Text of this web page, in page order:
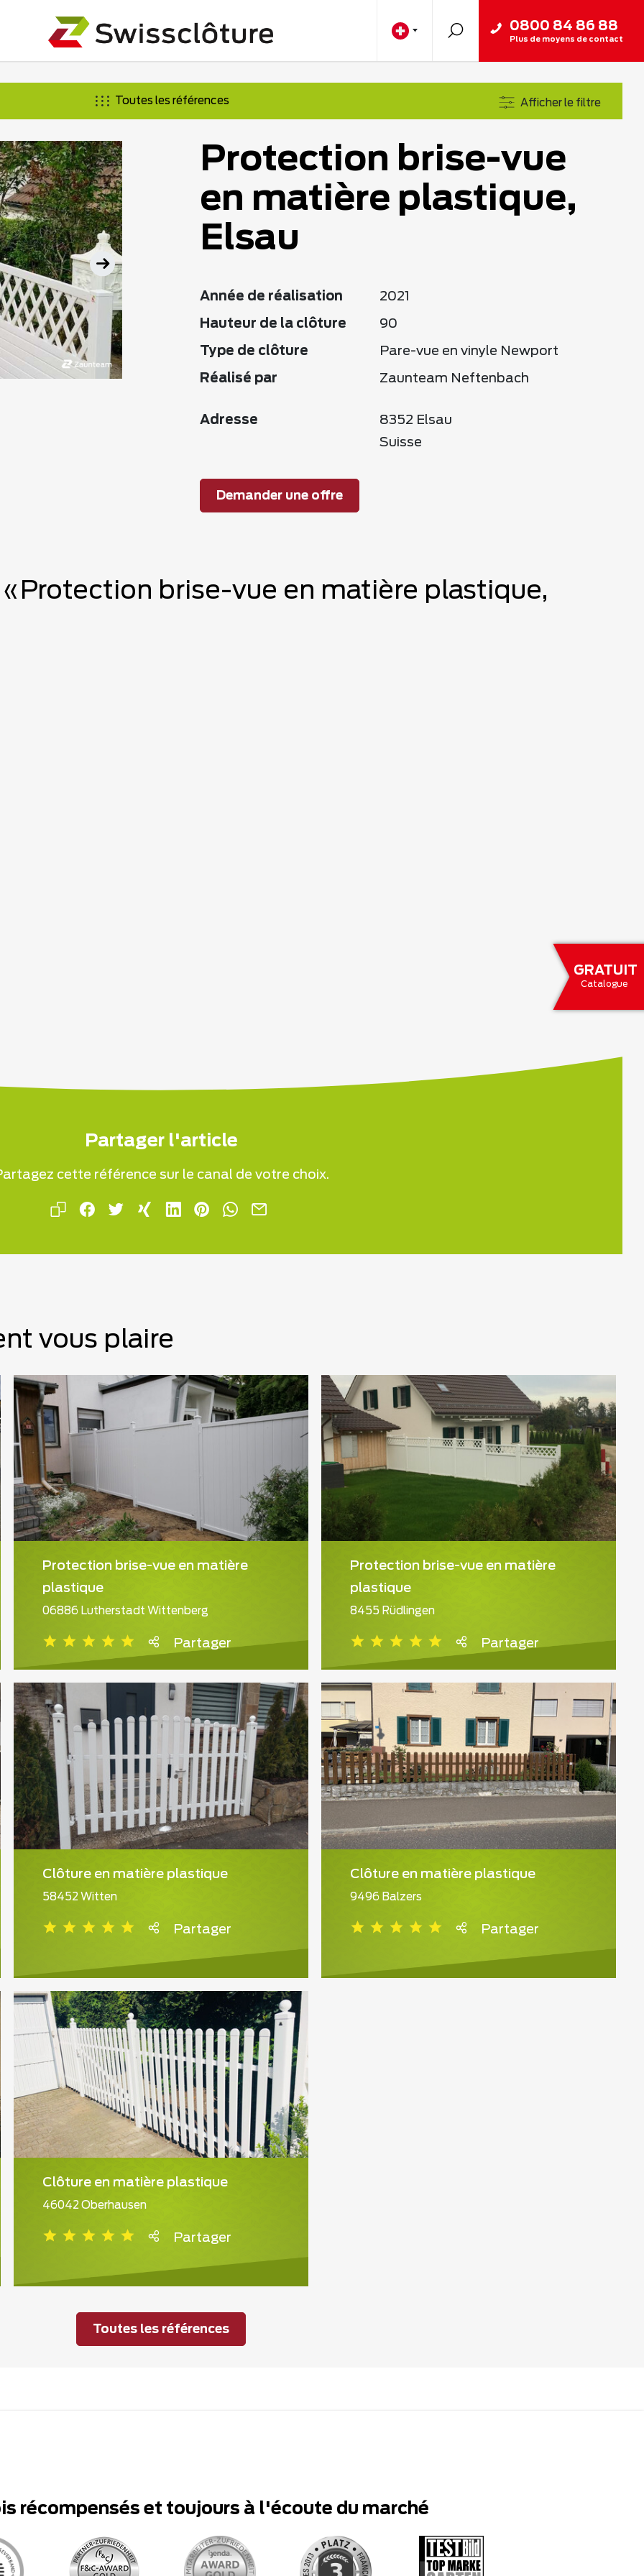
GRATUIT
Catalogue
0800 84 86 88
Plus de moyens de contact
Toutes les références Afficher le filtre
Protection brise-vue
en matière plastique,
Elsau
Année de réalisation 2021
Hauteur de la clôture 90
Type de clôture Pare-vue en vinyle Newport
Réalisé par Zaunteam Neftenbach
Adresse
8352 Elsau
Suisse
Demander une offre
brise-vue en matière plastique,
Partager l'article
cette référence sur le canal de votre choix.
vous plaire
Protection brise-vue en matière
plastique
06886 Lutherstadt Wittenberg
Partager
Protection brise-vue en matière
plastique
8455 Rüdlingen
Partager
Clôture en matière plastique
58452 Witten
Partager
Clôture en matière plastique
9496 Balzers
Partager
Clôture en matière plastique
46042 Oberhausen
Partager
Toutes les références
récompensés et toujours à l'écoute du marché